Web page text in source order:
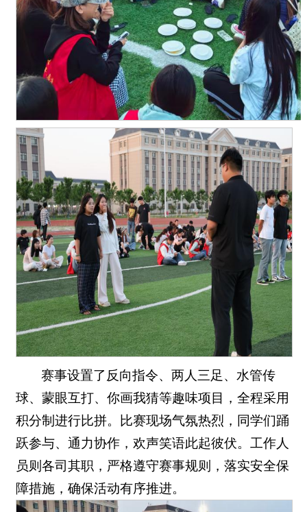
赛事设置了反向指令、两人三足、水管传
球、蒙眼互打、你画我猜等趣味项目，全程采用
积分制进行比拼。比赛现场气氛热烈，同学们踊
跃参与、通力协作，欢声笑语此起彼伏。工作人
员则各司其职，严格遵守赛事规则，落实安全保
障措施，确保活动有序推进。